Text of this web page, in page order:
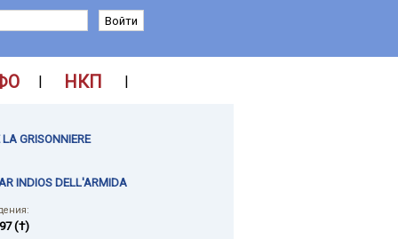
| НКП |
GRISONNIERE
INDIOS DELL'ARMIDA
(†)